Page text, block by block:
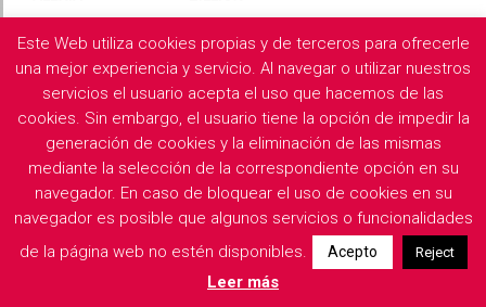
Martes yMiércolesdesde las:10:00hasta las:13:00 (Previa
cita)
PB.X2
Filología Griega y Latina
Descargar horarios de consulta del departamento
Este Web utiliza cookies propias y de terceros para ofrecerle
una mejor experiencia y servicio. Al navegar o utilizar nuestros
servicios el usuario acepta el uso que hacemos de las
cookies. Sin embargo, el usuario tiene la opción de impedir la
generación de cookies y la eliminación de las mismas
mediante la selección de la correspondiente opción en su
navegador. En caso de bloquear el uso de cookies en su
navegador es posible que algunos servicios o funcionalidades
de la página web no estén disponibles.
Acepto Reject
Leer más